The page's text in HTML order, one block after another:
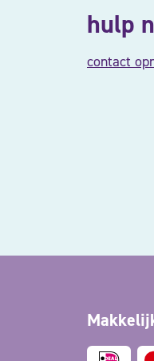
hulp
contact